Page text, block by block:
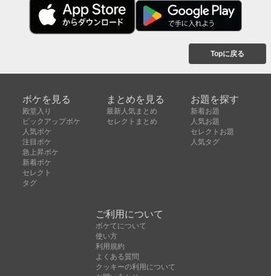
Topに戻る
ボケを見る
殿堂入り
ピックアップボケ
人気ボケ
注目ボケ
急上昇ボケ
新着ボケ
セレクト
タグ
まとめを見る
最新人気まとめ
セレクトまとめ
お題を探す
新着お題
人気お題
セレクトお題
人気タグ
ご利用について
ボケてについて
使い方
利用規約
よくある質問
クッキーの利用について